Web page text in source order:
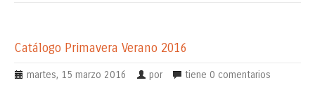
Catálogo Primavera Verano 2016
martes, 15 marzo 2016 por tiene 0 comentarios